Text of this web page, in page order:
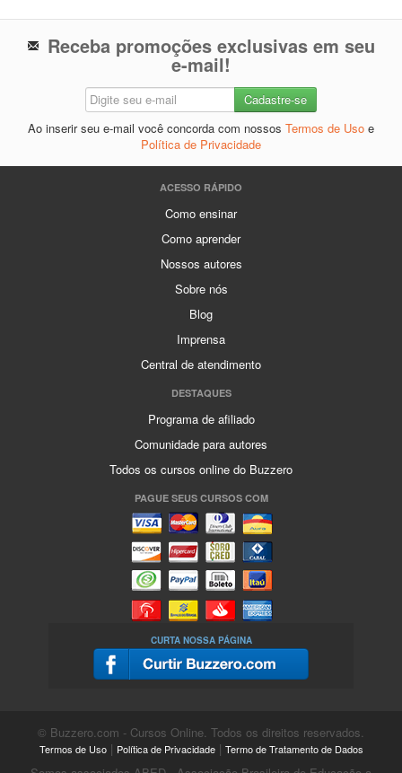
Receba promoções exclusivas em seu
e-mail!
Ao inserir seu e-mail você concorda com nossos Termos de Uso e
Política de Privacidade
ACESSO RÁPIDO
Como ensinar
Como aprender
Nossos autores
Sobre nós
Blog
Imprensa
Central de atendimento
DESTAQUES
Programa de afiliado
Comunidade para autores
Todos os cursos online do Buzzero
PAGUE SEUS CURSOS COM
CURTA NOSSA PÁGINA
© Buzzero.com - Cursos Online. Todos os direitos reservados.
Termos de Uso| Política de Privacidade| Termo de Tratamento de Dados